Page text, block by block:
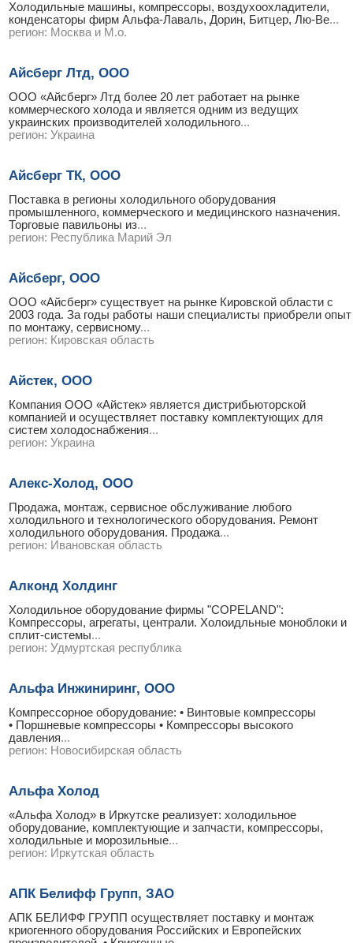
Холодильные машины, компрессоры, воздухоохладители,
конденсаторы фирм Альфа-Лаваль, Дорин, Битцер, Лю-Ве...
регион: Москва и М.о.
Айсберг Лтд, ООО
ООО «Айсберг» Лтд более 20 лет работает на рынке
коммерческого холода и является одним из ведущих
украинских производителей холодильного...
регион: Украина
Айсберг ТК, ООО
Поставка в регионы холодильного оборудования
промышленного, коммерческого и медицинского назначения.
Торговые павильоны из...
регион: Республика Марий Эл
Айсберг, ООО
ООО «Айсберг» существует на рынке Кировской области с
2003 года. За годы работы наши специалисты приобрели опыт
по монтажу, сервисному...
регион: Кировская область
Айстек, ООО
Компания ООО «Айстек» является дистрибьюторской
компанией и осуществляет поставку комплектующих для
систем холодоснабжения...
регион: Украина
Алекс-Холод, ООО
Продажа, монтаж, сервисное обслуживание любого
холодильного и технологического оборудования. Ремонт
холодильного оборудования. Продажа...
регион: Ивановская область
Алконд Холдинг
Холодильное оборудование фирмы "СOPELAND":
Компрессоры, агрегаты, централи. Холоидльные моноблоки и
сплит-системы...
регион: Удмуртская республика
Альфа Инжиниринг, ООО
Компрессорное оборудование: • Винтовые компрессоры
• Поршневые компрессоры • Компрессоры высокого
давления...
регион: Новосибирская область
Альфа Холод
«Альфа Холод» в Иркутске реализует: холодильное
оборудование, комплектующие и запчасти, компрессоры,
холодильные и морозильные...
регион: Иркутская область
АПК Белифф Групп, ЗАО
АПК БЕЛИФФ ГРУПП осуществляет поставку и монтаж
криогенного оборудования Российских и Европейских